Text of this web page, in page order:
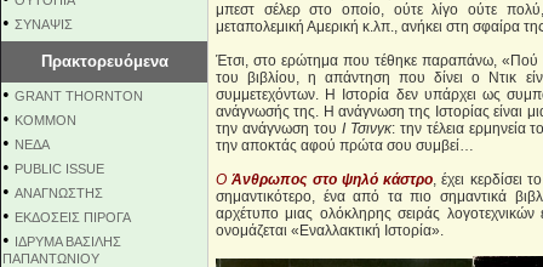
• ΣΥΝΑΨΙΣ
Πρακτορευόμενα
• GRANT THORNTON
• KOMMON
• NEΔΑ
• PUBLIC ISSUE
• ΑΝΑΓΝΩΣΤΗΣ
• ΕΚΔΟΣΕΙΣ ΠΙΡΟΓΑ
• ΙΔΡΥΜΑ ΒΑΣΙΛΗΣ
ΠΑΠΑΝΤΩΝΙΟΥ
μπεστ σέλερ στο οποίο, ούτε λίγο ούτε
μεταπολεμική Αμερική κ.λπ., ανήκει στη σφαίρα
Έτσι, στο ερώτημα που τέθηκε παραπάνω, «Πού
του βιβλίου, η απάντηση που δίνει ο Ντικ
συμμετεχόντων. Η Ιστορία δεν υπάρχει ως
ανάγνωσής της. Η ανάγνωση της Ιστορίας είναι
την ανάγνωση του Ι Τσινγκ: την τέλεια ερμηνεία
την αποκτάς αφού πρώτα σου συμβεί…
Ο Άνθρωπος στο ψηλό κάστρο, έχει κερδίσει
σημαντικότερο, ένα από τα πιο σημαντικά
αρχέτυπο μιας ολόκληρης σειράς
ονομάζεται «Εναλλακτική Ιστορία».